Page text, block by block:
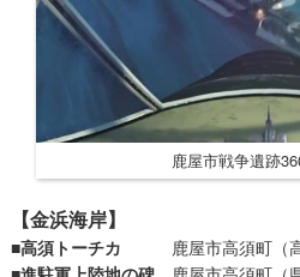
鹿屋市戦争遺跡
【金浜海岸】
■高須トーチカ 鹿屋市高須町（